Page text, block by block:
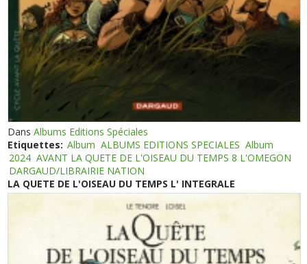
DansAlbums Editions Spéciales
Etiquettes: Album ALBUMS EDITIONS SPECIALES Album
2024 AVANT LA QUETE DE L'OISEAU DU TEMPS 8 L'OMEGON
DARGAUD/LIBRAIRIE NATION
LA QUETE DE L'OISEAU DU TEMPS L' INTEGRALE